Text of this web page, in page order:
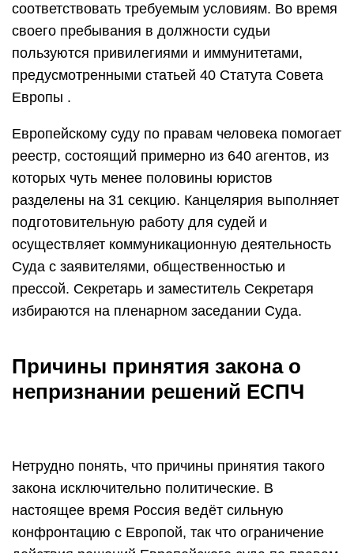
соответствовать требуемым условиям. Во время
своего пребывания в должности судьи
пользуются привилегиями и иммунитетами,
предусмотренными статьей 40 Статута Совета
Европы .
Европейскому суду по правам человека помогает
реестр, состоящий примерно из 640 агентов, из
которых чуть менее половины юристов
разделены на 31 секцию. Канцелярия выполняет
подготовительную работу для судей и
осуществляет коммуникационную деятельность
Суда с заявителями, общественностью и
прессой. Секретарь и заместитель Секретаря
избираются на пленарном заседании Суда.
Причины принятия закона о
непризнании решений ЕСПЧ
Нетрудно понять, что причины принятия такого
закона исключительно политические. В
настоящее время Россия ведёт сильную
конфронтацию с Европой, так что ограничение